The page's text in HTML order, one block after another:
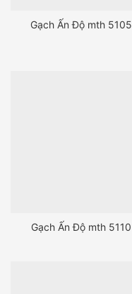
Gạch Ấn Độ mth 5105
Gạch Ấn Độ mth 5110